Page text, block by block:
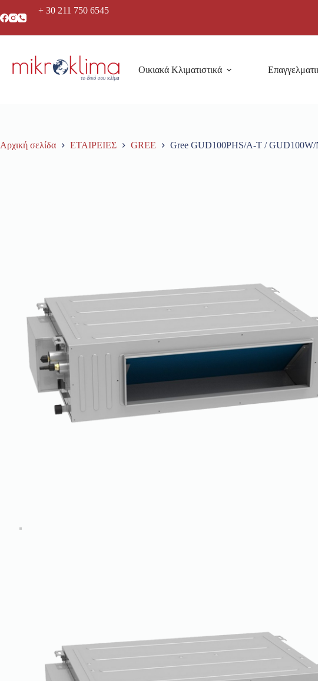
+ 30 211 750 6545
Οικιακά Κλιματιστικά
Αρχική σελίδα ΕΤΑΙΡΕΙΕΣ GREE Gree GUD100PHS/A-T /